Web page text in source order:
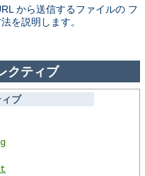
から送信するファイルの フ
を説明します。
クティブ
ブ